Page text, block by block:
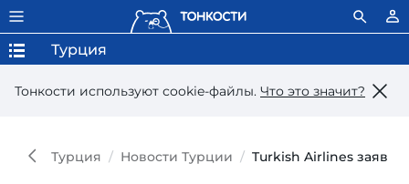
Тонкости используют сookie-файлы. Что это значит?
Турция
Турция Новости Турции Turkish Airlines